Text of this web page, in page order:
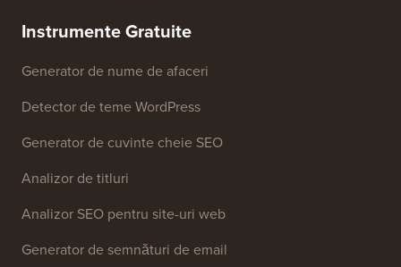
Instrumente Gratuite
Generator de nume de afaceri
Detector de teme WordPress
Generator de cuvinte cheie SEO
Analizor de titluri
Analizor SEO pentru site-uri web
Generator de semnături de email